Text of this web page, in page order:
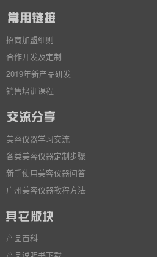
招商加盟细则
合作开发及定制
2019年新产品研发
销售培训课程
美容仪器学习交流
各类美容仪器定制步骤
新手使用美容仪器问答
广州美容仪器教程方法
产品百科